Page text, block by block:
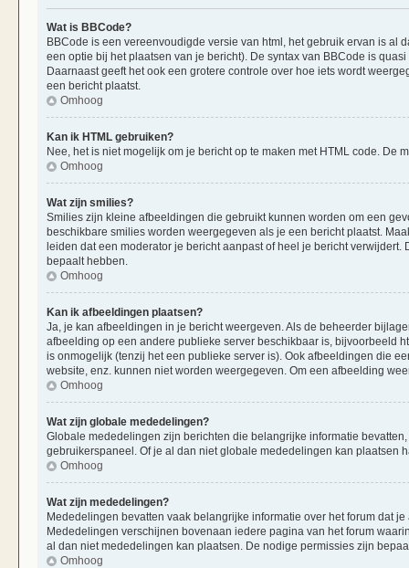
Wat is BBCode?
BBCode is een vereenvoudigde versie van html, het gebruik ervan is al
een optie bij het plaatsen van je bericht). De syntax van BBCode is
Daarnaast geeft het ook een grotere controle over hoe iets wordt
een bericht plaatst.
Omhoog
Kan ik HTML gebruiken?
Nee, het is niet mogelijk om je bericht op te maken met HTML code.
Omhoog
Wat zijn smilies?
Smilies zijn kleine afbeeldingen die gebruikt kunnen worden om een
beschikbare smilies worden weergegeven als je een bericht plaatst.
leiden dat een moderator je bericht aanpast of heel je bericht
bepaalt hebben.
Omhoog
Kan ik afbeeldingen plaatsen?
Ja, je kan afbeeldingen in je bericht weergeven. Als de beheerder
afbeelding op een andere publieke server beschikbaar is, bijvoorbeeld
is onmogelijk (tenzij het een publieke server is). Ook afbeeldingen die
website, enz. kunnen niet worden weergegeven. Om een afbeelding
Omhoog
Wat zijn globale mededelingen?
Globale mededelingen zijn berichten die belangrijke informatie
gebruikerspaneel. Of je al dan niet globale mededelingen kan plaatsen
Omhoog
Wat zijn mededelingen?
Mededelingen bevatten vaak belangrijke informatie over het forum dat
Mededelingen verschijnen bovenaan iedere pagina van het forum
al dan niet mededelingen kan plaatsen. De nodige permissies zijn
Omhoog